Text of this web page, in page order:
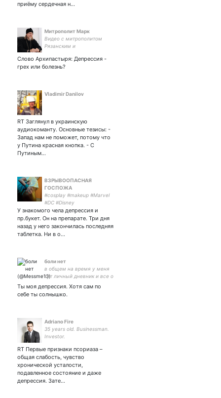
приёму сердечная н…
Митрополит Марк
Видео с митрополитом
Рязанским и
Рязанская епархия,
Рязанской митрополии,
Слово Архипастыря: Депрессия -
грех или болезнь?
Vladimir Danilov
RT Заглянул в украинскую
аудиокоманту. Основные тезисы: -
Запад нам не поможет, потому что
у Путина красная кнопка. - С
Путиным…
ВЗРЫВООПАСНАЯ
ГОСПОЖА
#cosplay #makeup #Marvel
#DC #Disney
У знакомого чела депрессия и
пр.букет. Он на препарате. Три дня
назад у него закончилась последняя
таблетка. Ни в о…
боли нет
в общем на время у меня
тут личный дневник и все о
тебе. пустые страдания в
целях выздоровления.
Ты моя депрессия. Хотя сам по
себе ты солнышко.
Adriano Fire
35 years old. Businessman.
Investor.
RT Первые признаки псориаза –
общая слабость, чувство
хронической усталости,
подавленное состояние и даже
депрессия. Зате…